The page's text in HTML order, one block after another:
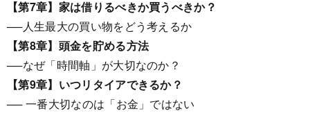
【第7章】家は借りるべきか買うべきか？
──人生最大の買い物をどう考えるか
【第8章】頭金を貯める方法
──なぜ「時間軸」が大切なのか？
【第9章】いつリタイアできるか？
── 一番大切なのは「お金」ではない